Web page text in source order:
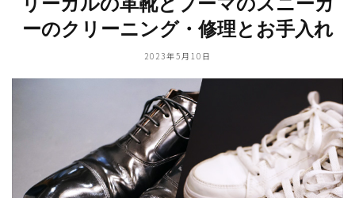
ーのクリーニング・修理とお手入れ
2023年5月10日